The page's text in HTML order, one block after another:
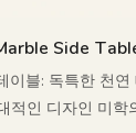
Side
이블: 독특한 천
적인 디자인 미학